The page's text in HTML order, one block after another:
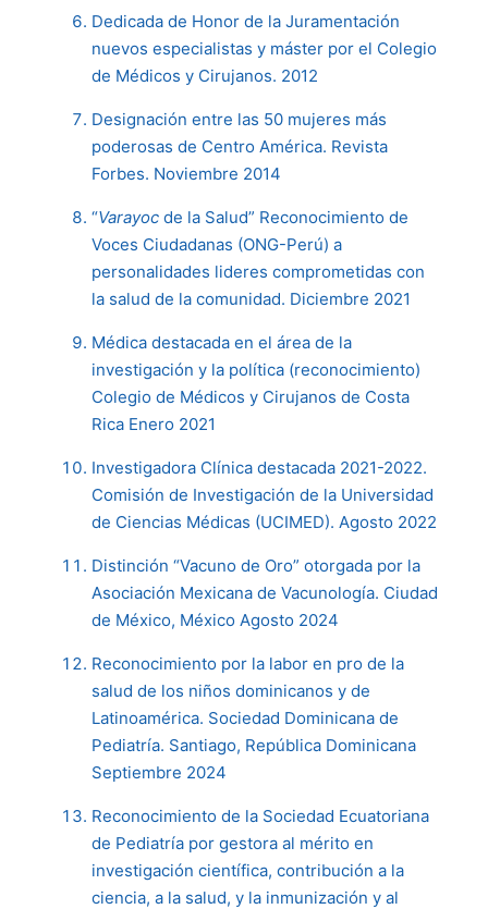
Dedicada de Honor de la Juramentación
nuevos especialistas y máster por el Colegio
de Médicos y Cirujanos. 2012
Designación entre las 50 mujeres más
poderosas de Centro América. Revista
Forbes. Noviembre 2014
“Varayocde la Salud” Reconocimiento de
Voces Ciudadanas (ONG-Perú) a
personalidades lideres comprometidas con
la salud de la comunidad. Diciembre 2021
Médica destacada en el área de la
investigación y la política (reconocimiento)
Colegio de Médicos y Cirujanos de Costa
Rica Enero 2021
Investigadora Clínica destacada 2021-2022.
Comisión de Investigación de la Universidad
de Ciencias Médicas (UCIMED). Agosto 2022
Distinción “Vacuno de Oro” otorgada por la
Asociación Mexicana de Vacunología. Ciudad
de México, México Agosto 2024
Reconocimiento por la labor en pro de la
salud de los niños dominicanos y de
Latinoamérica. Sociedad Dominicana de
Pediatría. Santiago, República Dominicana
Septiembre 2024
Reconocimiento de la Sociedad Ecuatoriana
de Pediatría por gestora al mérito en
investigación científica, contribución a la
ciencia, a la salud, y la inmunización y al